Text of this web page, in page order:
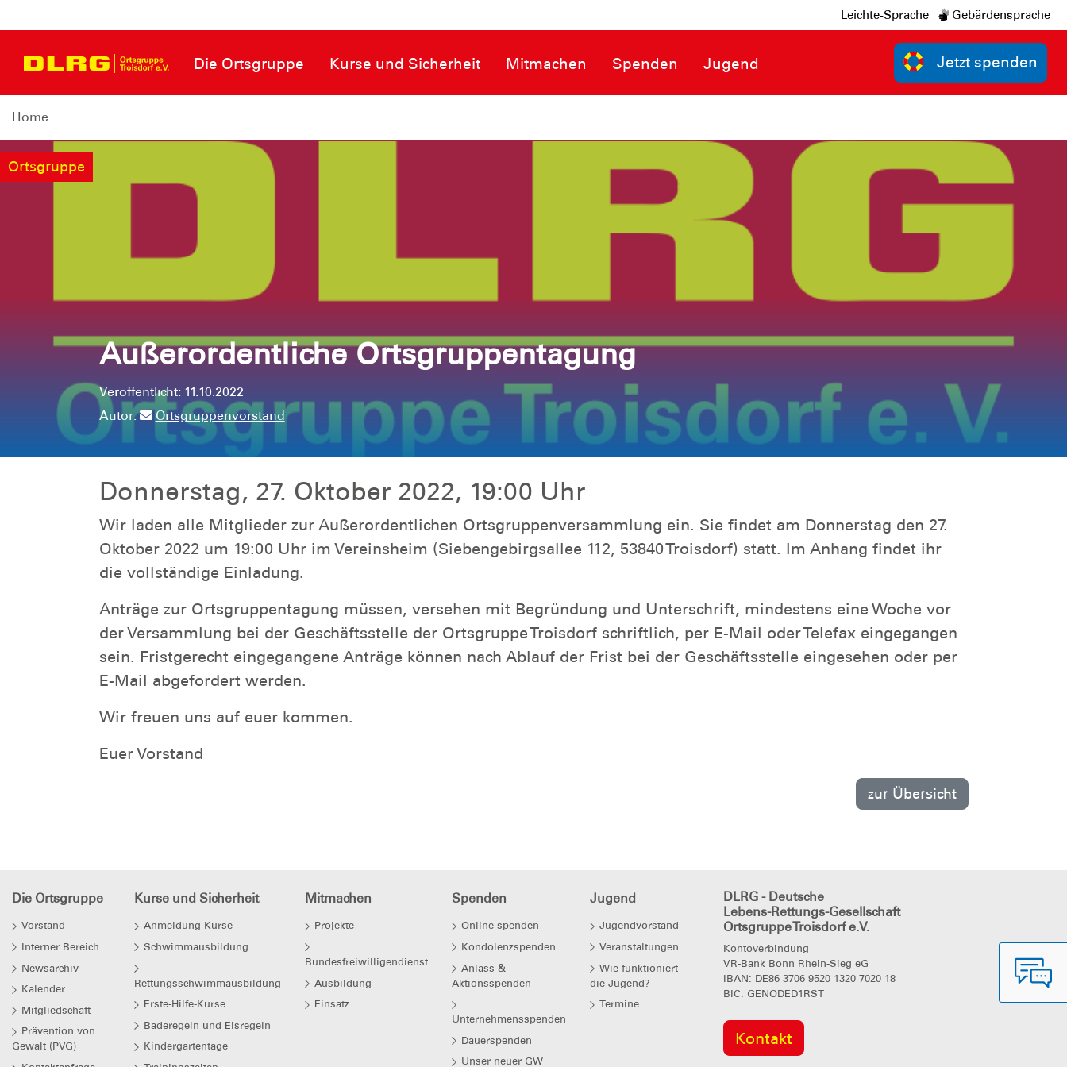
Leichte-Sprache Gebärdensprache
Die Ortsgruppe Kurse und Sicherheit Mitmachen Spenden Jugend Jetzt spenden
Home
Ortsgruppe
Außerordentliche Ortsgruppentagung
Veröffentlicht: 11.10.2022
Autor:
Ortsgruppenvorstand
Donnerstag, 27. Oktober 2022, 19:00 Uhr
Wir laden alle Mitglieder zur Außerordentlichen Ortsgruppenversammlung ein. Sie findet am Donnerstag den 27.
Oktober 2022 um 19:00 Uhr im Vereinsheim (Siebengebirgsallee 112, 53840 Troisdorf) statt. Im Anhang findet ihr
die vollständige Einladung.
Anträge zur Ortsgruppentagung müssen, versehen mit Begründung und Unterschrift, mindestens eine Woche vor
der Versammlung bei der Geschäftsstelle der Ortsgruppe Troisdorf schriftlich, per E-Mail oder Telefax eingegangen
sein. Fristgerecht eingegangene Anträge können nach Ablauf der Frist bei der Geschäftsstelle eingesehen oder per
E-Mail abgefordert werden.
Wir freuen uns auf euer kommen.
Euer Vorstand
zur Übersicht
Die Ortsgruppe
Vorstand
Interner Bereich
Newsarchiv
Kalender
Mitgliedschaft
Prävention von
Gewalt (PVG)
Kurse und Sicherheit
Anmeldung Kurse
Schwimmausbildung
Rettungsschwimmausbildung
Erste-Hilfe-Kurse
Baderegeln und Eisregeln
Kindergartentage
Mitmachen
Projekte
Bundesfreiwilligendienst
Ausbildung
Einsatz
Spenden
Online spenden
Kondolenzspenden
Anlass &
Aktionsspenden
Unternehmensspenden
Dauerspenden
Unser neuer GW
Jugend
Jugendvorstand
Veranstaltungen
Wie funktioniert
die Jugend?
Termine
DLRG - Deutsche
Lebens-Rettungs-Gesellschaft
Ortsgruppe Troisdorf e.V.
Kontoverbindung
VR-Bank Bonn Rhein-Sieg eG
IBAN: DE86 3706 9520 1320 7020 18
BIC: GENODED1RST
Kontakt